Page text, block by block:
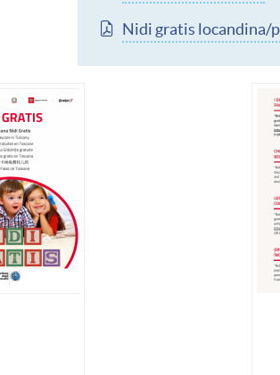
Documento
Nidi gratis locandina/